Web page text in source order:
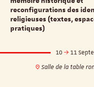
reconfigurations des
religieuses (textes,
pratiques)
10
11
Salle de la table